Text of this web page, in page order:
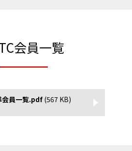
https://
https://fencing-jpn.jp/
会員一覧
会員一覧.pdf (567 KB)